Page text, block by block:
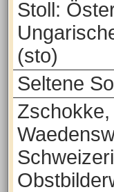
Stoll:
(sto)
Seltene
Zschokke,